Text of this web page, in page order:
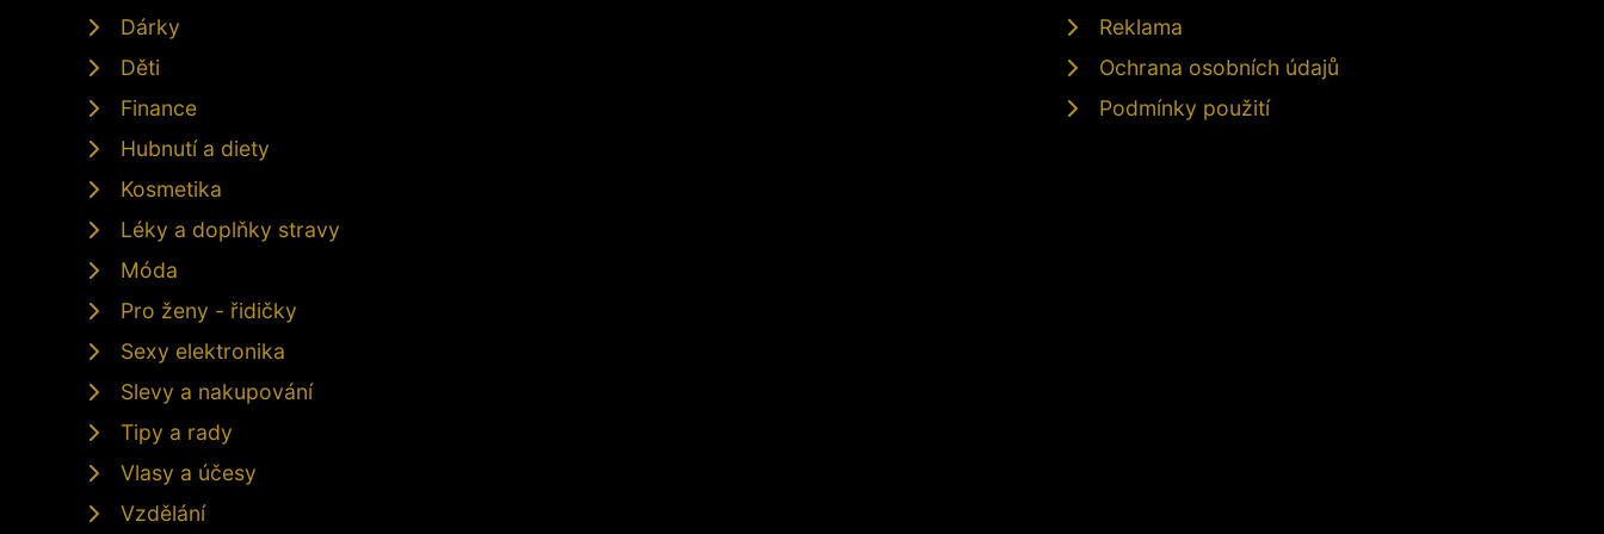
Dárky
Děti
Finance
Hubnutí a diety
Kosmetika
Léky a doplňky stravy
Móda
Pro ženy - řidičky
Sexy elektronika
Slevy a nakupování
Tipy a rady
Vlasy a účesy
Vzdělání
Reklama
Ochrana osobních údajů
Podmínky použití